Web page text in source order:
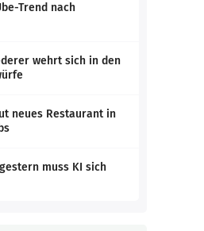
Trend nach
wehrt sich in den
neues Restaurant in
muss KI sich